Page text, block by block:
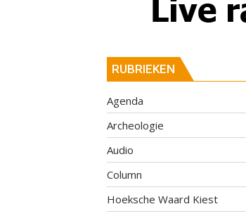
RUBRIEKEN
Agenda
Archeologie
Audio
Column
Hoeksche Waard Kiest